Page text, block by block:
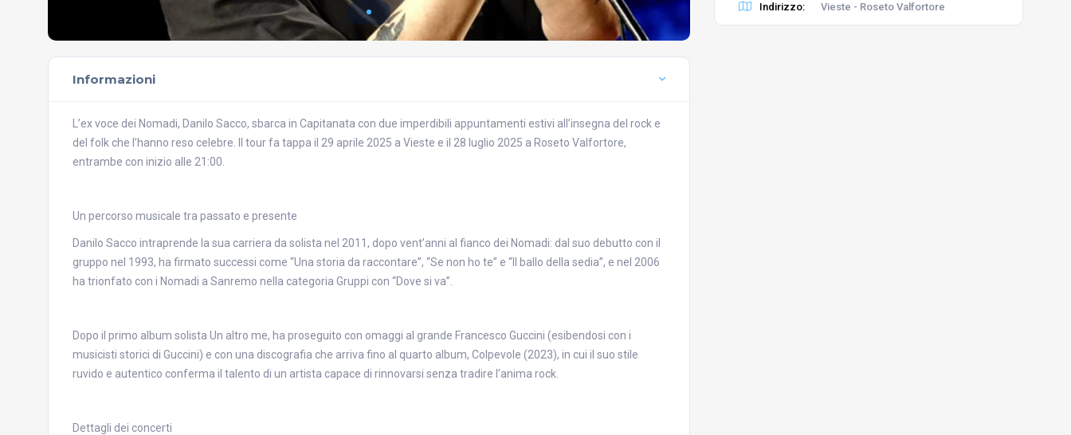
Informazioni
L’ex voce dei Nomadi, Danilo Sacco, sbarca in Capitanata con due imperdibili appuntamenti estivi all’insegna del rock e
del folk che l’hanno reso celebre. Il tour fa tappa il 29 aprile 2025 a Vieste e il 28 luglio 2025 a Roseto Valfortore,
entrambe con inizio alle 21:00.
Un percorso musicale tra passato e presente
Danilo Sacco intraprende la sua carriera da solista nel 2011, dopo vent’anni al fianco dei Nomadi: dal suo debutto con il
gruppo nel 1993, ha firmato successi come “Una storia da raccontare”, “Se non ho te” e “Il ballo della sedia”, e nel 2006
ha trionfato con i Nomadi a Sanremo nella categoria Gruppi con “Dove si va”.
Dopo il primo album solista Un altro me, ha proseguito con omaggi al grande Francesco Guccini (esibendosi con i
musicisti storici di Guccini) e con una discografia che arriva fino al quarto album, Colpevole (2023), in cui il suo stile
ruvido e autentico conferma il talento di un artista capace di rinnovarsi senza tradire l’anima rock.
Dettagli dei concerti
Indirizzo: Vieste - Roseto Valfortore